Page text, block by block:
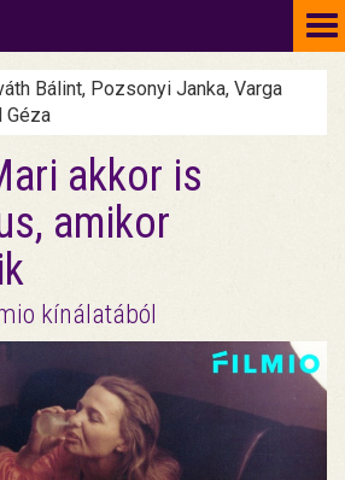
Bálint, Pozsonyi Janka, Varga
Géza
akkor is
amikor
kínálatából